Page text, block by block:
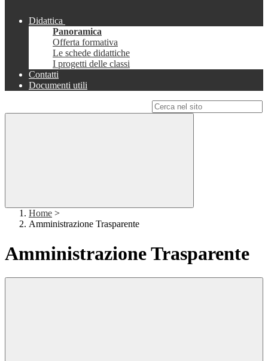
Didattica
Panoramica
Offerta formativa
Le schede didattiche
I progetti delle classi
Contatti
Documenti utili
Home >
Amministrazione Trasparente
Amministrazione Trasparente